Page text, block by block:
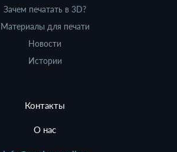
Зачем печатать в 3D?
Материалы для печати
Новости
Истории
Контакты
О нас